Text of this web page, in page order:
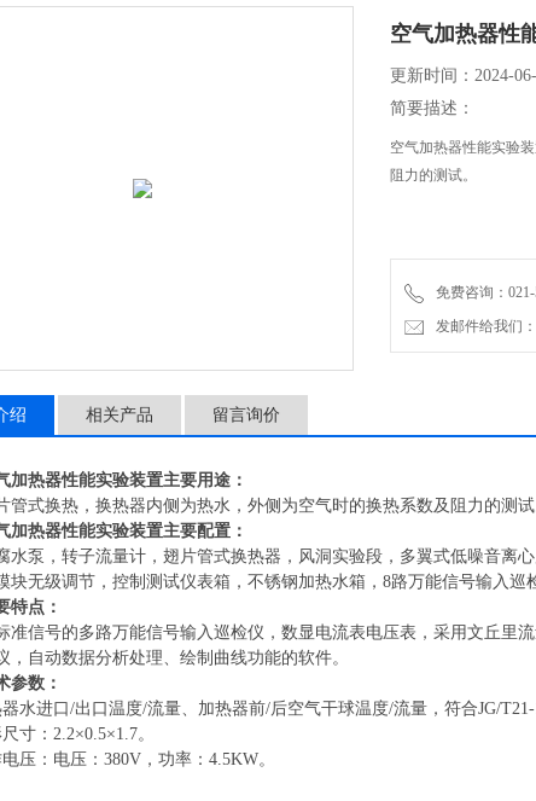
空气加热器性
更新时间：2024-
简要描述：
空气加热器性能实验
阻力的测试。
免费咨询：021-
发邮件给我们：
绍 相关产品 留言询价
加热器性能实验装置主要用途：
管式换热，换热器内侧为热水，外侧为空气时的换热系数及阻力的测试
加热器性能实验装置主要配置：
水泵，转子流量计，翅片管式换热器，风洞实验段，多翼式低噪音离
块无级调节，控制测试仪表箱，不锈钢加热水箱， 8路万能信号输入巡
特点：
准信号的多路万能信号输入巡检仪，数显电流表电压表，采用文丘里
，自动数据分析处理、绘制曲线功能的软件。
参数：
水进口 /出口温度/流量、加热器前/后空气干球温度/流量 ， 符合JG/
寸： 2.2×0.5×1.7。
压 ： 电压： 380V，功率：4.5KW。